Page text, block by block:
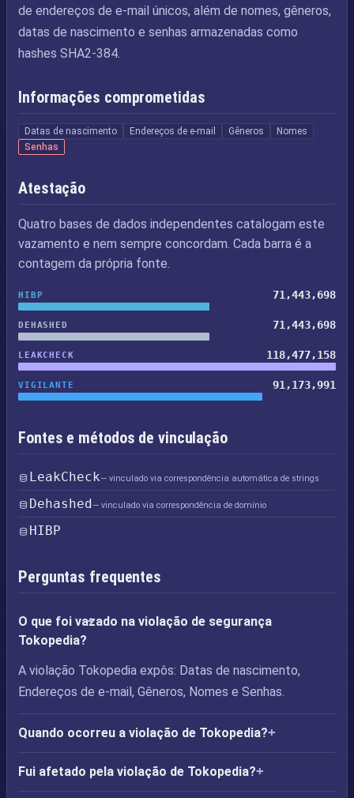
de endereços de e-mail únicos, além de nomes, gêneros,
datas de nascimento e senhas armazenadas como
hashes SHA2-384.
Informações comprometidas
Datas de nascimento Endereços de e-mail Gêneros
Nomes
Senhas
Atestação
Quatro bases de dados independentes catalogam este
vazamento e nem sempre concordam. Cada barra é a
contagem da própria fonte.
HIBP 71,443,698
DEHASHED 71,443,698
LEAKCHECK 118,477,158
VIGILANTE 91,173,991
Fontes e métodos de vinculação
LeakCheck— vinculado via correspondência automática de strings
Dehashed— vinculado via correspondência de domínio
HIBP
Perguntas frequentes
O que foi vazado na violação de segurança
Tokopedia?
A violação Tokopedia expôs: Datas de nascimento,
Endereços de e-mail, Gêneros, Nomes e Senhas.
Quando ocorreu a violação de Tokopedia?
Fui afetado pela violação de Tokopedia?